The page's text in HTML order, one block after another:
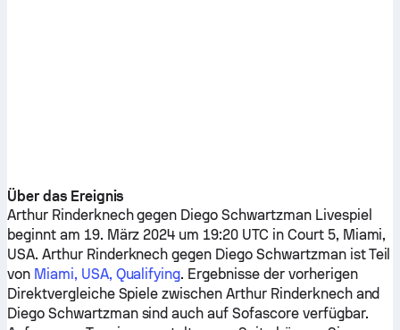
Über das Ereignis
Arthur Rinderknechgegen Diego SchwartzmanLivespiel
beginnt am 19. März 2024 um 19:20 UTC in Court 5, Miami,
USA. Arthur Rinderknech gegen Diego Schwartzmanist Teil
von Miami, USA, Qualifying. Ergebnisse der vorherigen
Direktvergleiche Spiele zwischenArthur Rinderknechand
Diego Schwartzmansind auch auf Sofascore verfügbar.